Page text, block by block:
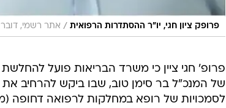
פרופק ציון חגי, יו"ר ההסתדרות הרפואית / אתר רשמי,
פרופ' חגי ציין כי משרד הבריאות פועל
של המנכ"ל בר סימן טוב, שבו ביקש להרחיב
לסמכויות של רופא במחלקות לרפואה דחופה